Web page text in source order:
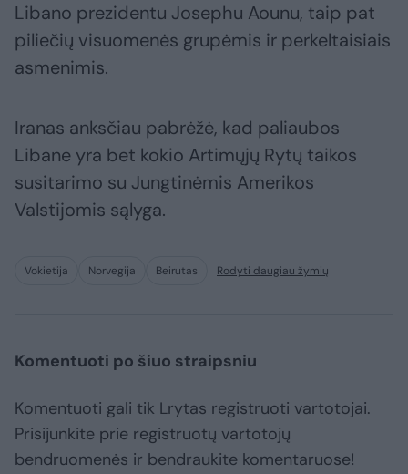
Libano prezidentu Josephu Aounu, taip pat
piliečių visuomenės grupėmis ir perkeltaisiais
asmenimis.
Iranas anksčiau pabrėžė, kad paliaubos
Libane yra bet kokio Artimųjų Rytų taikos
susitarimo su Jungtinėmis Amerikos
Valstijomis sąlyga.
Vokietija Norvegija Beirutas Rodyti daugiau žymių
Komentuoti po šiuo straipsniu
Komentuoti gali tik Lrytas registruoti vartotojai.
Prisijunkite prie registruotų vartotojų
bendruomenės ir bendraukite komentaruose!